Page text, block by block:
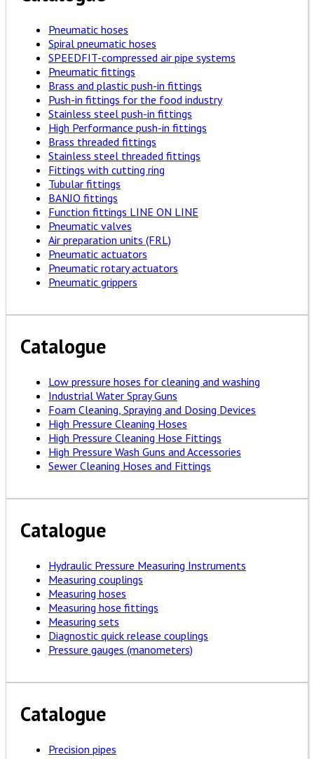
Pneumatic hoses
Spiral pneumatic hoses
SPEEDFIT-compressed air pipe systems
Pneumatic fittings
Brass and plastic push-in fittings
Push-in fittings for the food industry
Stainless steel push-in fittings
High Performance push-in fittings
Brass threaded fittings
Stainless steel threaded fittings
Fittings with cutting ring
Tubular fittings
BANJO fittings
Function fittings LINE ON LINE
Pneumatic valves
Air preparation units (FRL)
Pneumatic actuators
Pneumatic rotary actuators
Pneumatic grippers
Catalogue
Low pressure hoses for cleaning and washing
Industrial Water Spray Guns
Foam Cleaning, Spraying and Dosing Devices
High Pressure Cleaning Hoses
High Pressure Cleaning Hose Fittings
High Pressure Wash Guns and Accessories
Sewer Cleaning Hoses and Fittings
Catalogue
Hydraulic Pressure Measuring Instruments
Measuring couplings
Measuring hoses
Measuring hose fittings
Measuring sets
Diagnostic quick release couplings
Pressure gauges (manometers)
Catalogue
Precision pipes